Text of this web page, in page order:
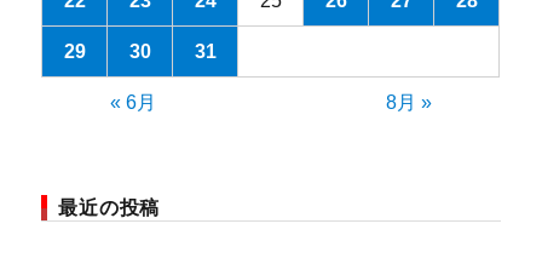
29 30 31
« 6月 8月 »
最近の投稿